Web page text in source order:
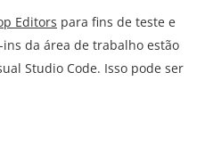
Editors para fins de teste e
da área de trabalho estão
Studio Code. Isso pode ser